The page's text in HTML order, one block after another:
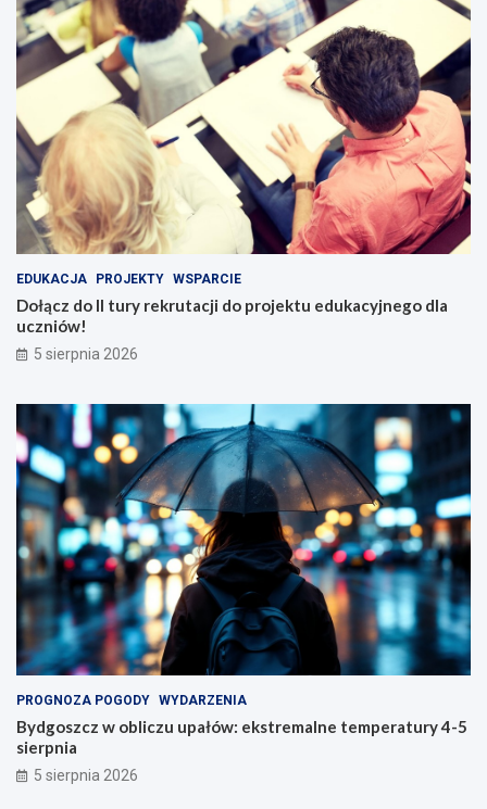
EDUKACJA PROJEKTY WSPARCIE
Dołącz do II tury rekrutacji do projektu edukacyjnego dla
uczniów!
5 sierpnia 2026
PROGNOZA POGODY WYDARZENIA
Bydgoszcz w obliczu upałów: ekstremalne temperatury 4-5
sierpnia
5 sierpnia 2026